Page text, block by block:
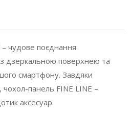
чудове поєднання
дзеркальною поверхнею та
смартфону. Завдяки
чохол-панель FINE LINE –
аксесуар.